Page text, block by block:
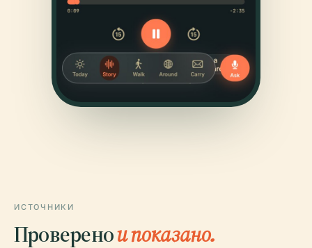
ИСТОЧНИКИ
Проверенои показано.